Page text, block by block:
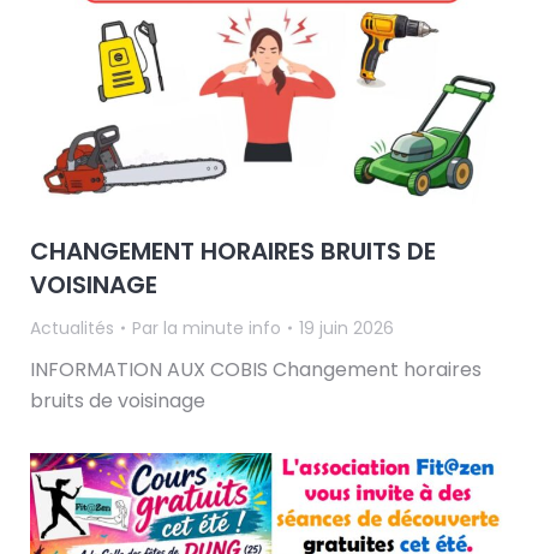
CHANGEMENT HORAIRES BRUITS DE
VOISINAGE
Actualités Par la minute info 19 juin 2026
INFORMATION AUX COBIS Changement horaires
bruits de voisinage